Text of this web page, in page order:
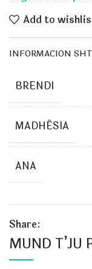
Add to
INFORMACION
BRENDI
MADHËSIA
ANA
Share:
MUND T’JU